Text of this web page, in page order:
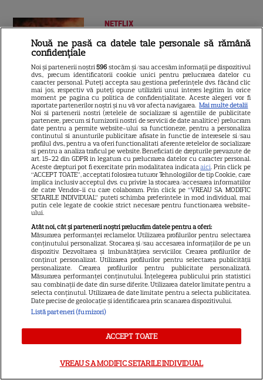
5
NETFLIX
„Palatul de Est”, noul fenomen
blestemat, fantomele și
exorcistul care sfidează
moartea
PRIME VIDEO
Când „Fălci” se întâlnește cu
„Coborâre întunecată”:
Producția claustrofobă de pe
Prime Video ce nu trebuie
ratată
ŞTIRI
VEDETE STRĂINE
George și Amal Clooney,
Franța din cauza incendiilor.
Mesajul dramatic al actorului:
Nouă ne pasă ca datele tale personale să rămână
confidențiale
Noi și partenerii noștri596 stocăm și/sau accesăm informații pe dispozitivul
dvs., precum identificatorii cookie unici pentru prelucrarea datelor cu
caracter personal. Puteți accepta sau gestiona preferințele dvs. făcând clic
mai jos, respectiv vă puteți opune utilizării unui interes legitim în orice
moment pe pagina cu politica de confidențialitate. Aceste alegeri vor fi
raportate partenerilor noștri și nu vă vor afecta navigarea. Mai multe detalii
Noi si partenerii nostri (retelele de socializare si agentiile de publicitate
partenere, precum si furnizorii nostri de servicii de date analitice) prelucram
date pentru a permite website-ului sa functioneze, pentru a personaliza
continutul si anunturile publicitare afisate in functie de interesele si/sau
profilul dvs., pentru a va oferi functionalitati aferente retelelor de socializare
si pentru a analiza traficul pe website. Beneficiati de drepturile prevazute de
art. 15-22 din GDPR in legatura cu prelucrarea datelor cu caracter personal.
Aceste drepturi pot fi exercitate prin modalitatea indicataaici. Prin click pe
“ACCEPT TOATE”, acceptati folosirea tuturor Tehnologiilor de tip Cookie, care
implica inclusiv acceptul dvs. cu privire la stocarea/accesarea informatiilor
de catre Vendor-ii cu care colaboram. Prin click pe “VREAU SA MODIFIC
SETARILE INDIVIDUAL” puteti schimba preferintele in mod individual, mai
putin cele legate de cookie strict necesare pentru functionarea website-
ului.
Atât noi, cât și partenerii noștri prelucrăm datele pentru a oferi:
Măsurarea performanței reclamelor. Utilizarea profilurilor pentru selectarea
conținutului personalizat. Stocarea și/sau accesarea informațiilor de pe un
dispozitiv. Dezvoltarea și îmbunătățirea serviciilor. Crearea profilurilor de
conținut personalizat. Utilizarea profilurilor pentru selectarea publicității
personalizate. Crearea profilurilor pentru publicitate personalizată.
Măsurarea performanței conținutului. Înțelegerea publicului prin statistici
sau combinații de date din surse diferite. Utilizarea datelor limitate pentru a
selecta conținutul. Utilizarea de date limitate pentru a selecta publicitatea.
Date precise de geolocație și identificarea prin scanarea dispozitivului.
Listă parteneri (furnizori)
ACCEPT TOATE
VREAU SA MODIFIC SETARILE INDIVIDUAL